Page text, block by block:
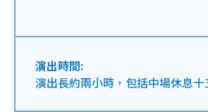
演出時間:
演出長約兩小時，包括中場休息十